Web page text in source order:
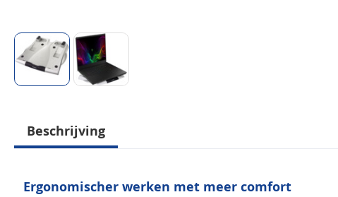
Beschrijving
Ergonomischer werken met meer comfort